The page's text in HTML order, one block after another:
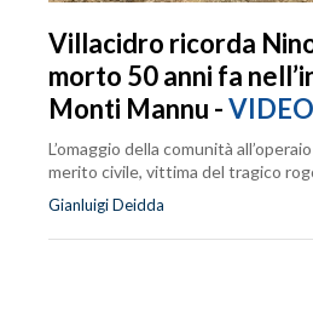
Villacidro ricorda
morto 50 anni fa
Monti Mannu -VIDEO
L’omaggio della comunità
merito civile, vittima del tragico
Gianluigi Deidda